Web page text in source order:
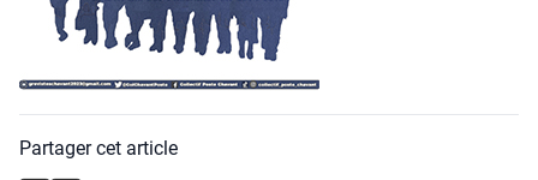
Partager cet article